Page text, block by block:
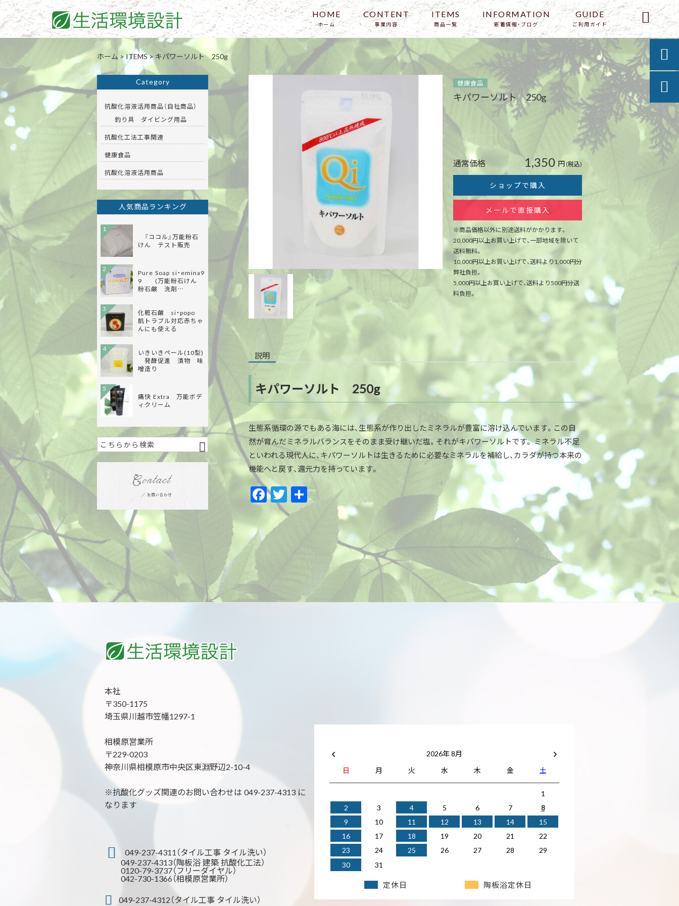
HOME
ホーム
アバウト
CONTENT
事業内容
ITEMS
商品一覧
INFORMATION
新着情報・ブログ
GUIDE
ご利用ガイド 
ホーム >ITEMS>キパワーソルト 250g
健康食品
キパワーソルト 250g
通常価格 1,350 円(税込)
ショップで購入
メールで直接購入
※商品価格以外に別途送料がかかります。
20,000円以上お買い上げで、一部地域を除いて
送料無料。
10,000円以上お買い上げで、送料より1,000円分
弊社負担。
5,000円以上お買い上げで、送料より500円分送
料負担。
説明
キパワーソルト 250g
生態系循環の源でもある海には、生態系が作り出したミネラルが豊富に溶け込んでいます。この自
然が育んだミネラルバランスをそのまま受け継いだ塩。それがキパワーソルトです。 ミネラル不足
といわれる現代人に、キパワーソルトは生きるために必要なミネラルを補給し、カラダが持つ本来の
機能へと戻す、還元力を持っています。
F
ac
e
T
w
共
有
Category
抗酸化溶液活用商品（自社商品）
釣り具 ダイビング用品
抗酸化工法工事関連
健康食品
抗酸化溶液活用商品
人気商品ランキング
『ココル』万能粉石
けん テスト販売
1
Pure Soap si・emina9
9 (万能粉石けん
粉石鹸 洗剤…
2
化粧石鹸 si・popo
肌トラブル対応赤ちゃ
んにも使える
3
いきいきペール(10型)
発酵促進 漬物 味
噌造り
4
痛快 Extra 万能ボデ
ィクリーム
5
本社
〒350-1175
埼玉県川越市笠幡1297-1
相模原営業所
〒229-0203
神奈川県相模原市中央区東淵野辺2-10-4
※抗酸化グッズ関連のお問い合わせは 049-237-4313 に
なります
049-237-4311（タイル工事 タイル洗い）
049-237-4313（陶板浴 建築 抗酸化工法）
0120-79-3737（フリーダイヤル）
042-730-1366（相模原営業所）
049-237-4312（タイル工事 タイル洗い）
2026年 8月
日
月 火 水 木 金 土
1
2
3 4 5 6 7
8
9
10 11 12 13 14
15
16
17 18 19 20 21
22
23
24 25 26 27 28
29
30
31
定休日 陶板浴定休日

